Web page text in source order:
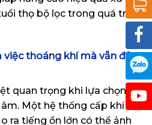
thọ bộ lọc trong quá trình
việc thoáng khí mà vẫn đảm
quan trọng khi lựa chọn
Một hệ thống cấp khí
ra tiếng ồn lớn có thể ảnh